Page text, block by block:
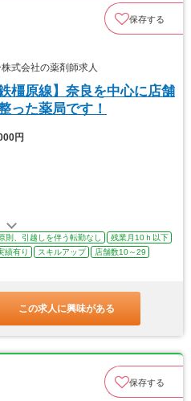
保存する
式会社の薬剤師求人
橿原線】奈良を中心に店舗
った薬局です！
円
則、引越しを伴う転勤なし
残業月10ｈ以下
績有り スキルアップ
店舗数10～29
この求人に興味がある
保存する